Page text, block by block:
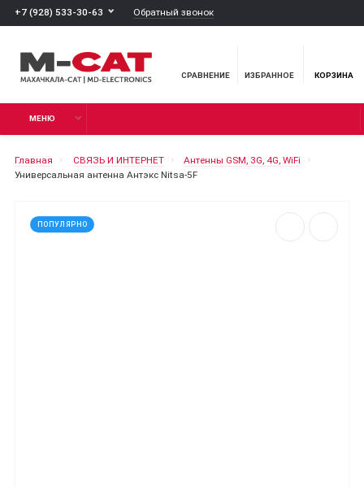
+7 (928) 533-30-63 Обратный звонок
СРАВНЕНИЕ ИЗБРАННОЕ КОРЗИНА
МЕНЮ
Главная СВЯЗЬ И ИНТЕРНЕТ
Антенны GSM, 3G, 4G, WiFi
Универсальная антенна Антэкс Nitsa-5F
ПОПУЛЯРНО